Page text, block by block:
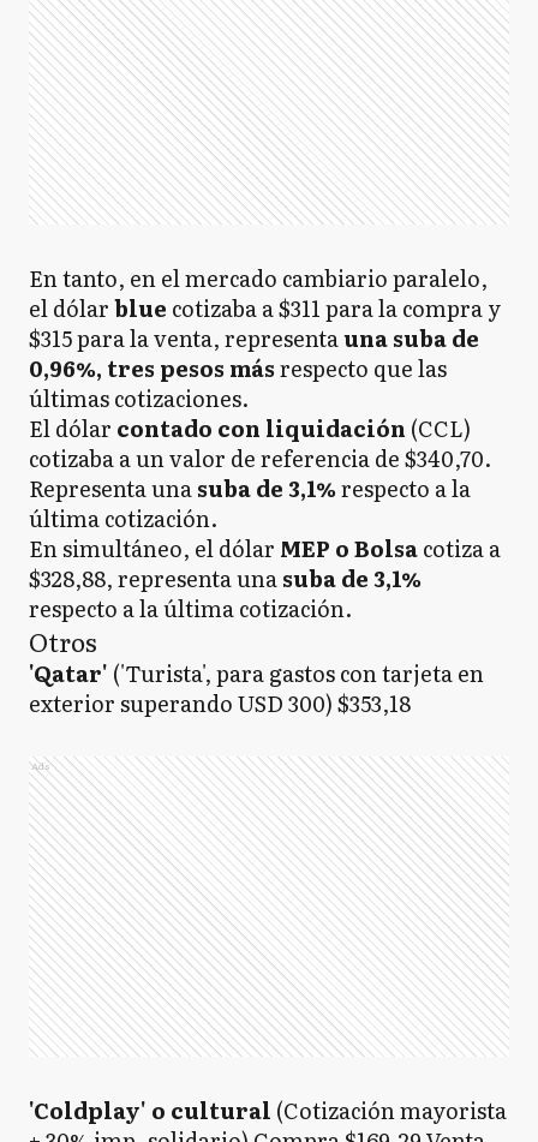
En tanto, en el mercado cambiario paralelo,
el dólarblue cotizaba a $311 para la compra y
$315 para la venta, representauna suba de
0,96%, tres pesos másrespecto que las
últimas cotizaciones.
El dólar contado con liquidación (CCL)
cotizaba a un valor de referencia de $340,70.
Representa unasuba de 3,1%respecto a la
última cotización.
En simultáneo, el dólar MEP o Bolsacotiza a
$328,88, representa unasuba de 3,1%
respecto a la última cotización.
Otros
'Qatar' ('Turista', para gastos con tarjeta en
exterior superando USD 300) $353,18
Ads
'Coldplay' o cultural (Cotización mayorista